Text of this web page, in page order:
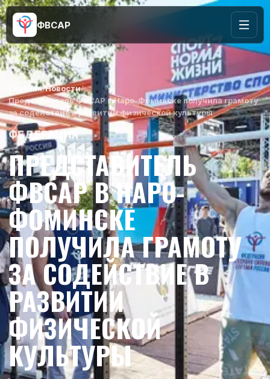
ФВСАР
Главная/Новости/
Представитель ФВСАР в Наро-Фоминске получила грамоту
за содействие в развитии физической культуры
ФЕДЕРАЦИЯ
ПРЕДСТАВИТЕЛЬ
ФВСАР В НАРО-
ФОМИНСКЕ
ПОЛУЧИЛА ГРАМОТУ
ЗА СОДЕЙСТВИЕ В
РАЗВИТИИ
ФИЗИЧЕСКОЙ
КУЛЬТУРЫ